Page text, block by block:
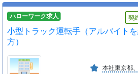
ハローワーク求人 契
小型トラック運転手（アルバイト
方）